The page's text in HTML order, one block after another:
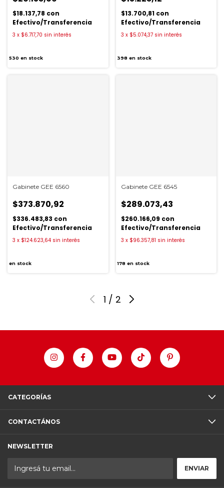
$18.137,78 con
Efectivo/Transferencia
3 x $6.717,70 sin interés
530 en stock
$13.700,81 con
Efectivo/Transferencia
3 x $5.074,37 sin interés
398 en stock
Gabinete GEE 6560
$373.870,92
$336.483,83 con
Efectivo/Transferencia
3 x $124.623,64 sin interés
en stock
Gabinete GEE 6545
$289.073,43
$260.166,09 con
Efectivo/Transferencia
3 x $96.357,81 sin interés
178 en stock
1 / 2
CATEGORÍAS
CONTACTÁNOS
NEWSLETTER